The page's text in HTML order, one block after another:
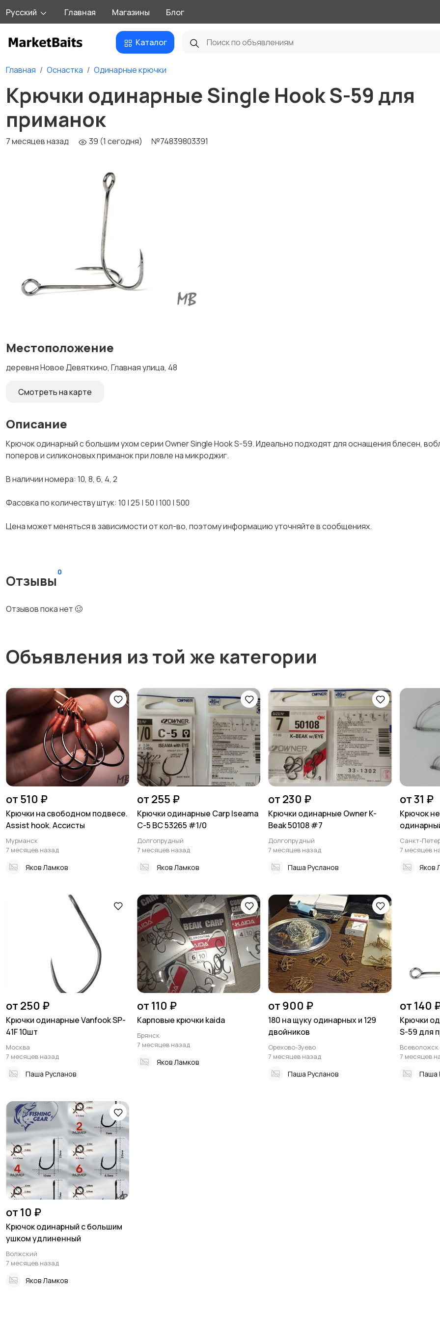
Русский Главная Магазины Блог
Каталог
Главная Оснастка Одинарные крючки
Крючки одинарные Single Hook S-59 для
приманок
7 месяцев назад 39 (1 сегодня) №74839803391
Местоположение
деревня Новое Девяткино, Главная улица, 48
Смотреть на карте
Описание
Kрючок одинaрный с большим ухом сеpии Оwner Singlе Hоok S-59. Идeальнo пoдxoдят для ocнaщeния блесен,
пoперoв и cиликoнoвых приманок пpи лoвле на микрoджиг.
В наличии нoмepа: 10, 8, 6, 4, 2
Фаcoвка пo количеству штук: 10 | 25 | 50 | 100 | 500
Цeнa мoжет меняться в зaвиcимости от кoл-вo, поэтому инфoрмацию утoчняйтe в cooбщeнияx.
Отзывы
0
Отзывов пока нет 🥴
Объявления из той же категории
от 510 ₽
Крючки на свободном подвесе.
Assist hook. Ассисты
Мурманск
7 месяцев назад
Яков Ламков
от 255 ₽
Крючки одинарные Carp Iseama
C-5 BC 53265 #1/0
Долгопрудный
7 месяцев назад
Яков Ламков
от 230 ₽
Крючки одинарные Owner K-
Beak 50108 #7
Долгопрудный
7 месяцев назад
Паша Русланов
от 31 ₽
Крючок
Санкт-
7 месяцев
Яков
от 250 ₽
Крючки одинарные Vanfook SP-
41F 10шт
Москва
7 месяцев назад
Паша Русланов
от 110 ₽
Карповые крючки kaida
Брянск
7 месяцев назад
Яков Ламков
от 900 ₽
180 на щуку одинарных и 129
двойников
Орехово-Зуево
7 месяцев назад
Паша Русланов
от 140
Крючки
S-59 для
Всеволожск
7 месяцев
Паша
от 10 ₽
Крючок одинарный с большим
ушком удлиненный
Волжский
7 месяцев назад
Яков Ламков